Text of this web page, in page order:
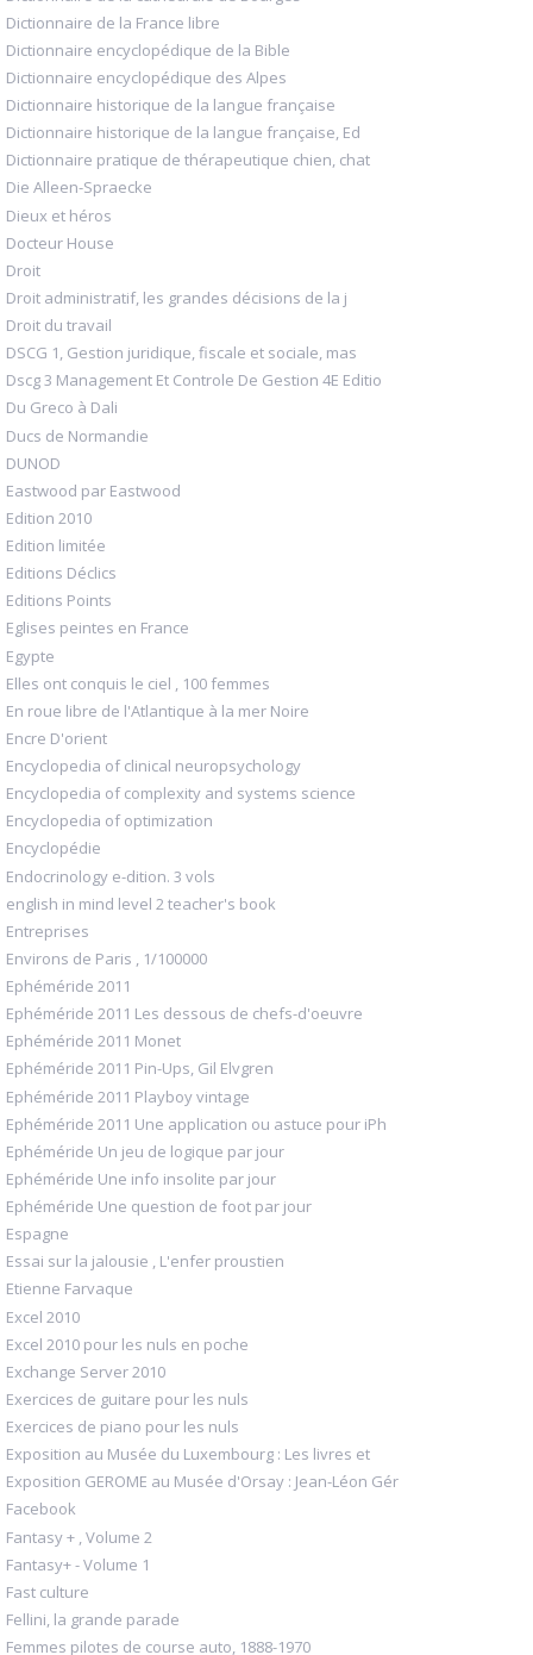
Dictionnaire de la France libre
Dictionnaire encyclopédique de la Bible
Dictionnaire encyclopédique des Alpes
Dictionnaire historique de la langue française
Dictionnaire historique de la langue française, Ed
Dictionnaire pratique de thérapeutique chien, chat
Die Alleen-Spraecke
Dieux et héros
Docteur House
Droit
Droit administratif, les grandes décisions de la j
Droit du travail
DSCG 1, Gestion juridique, fiscale et sociale, mas
Dscg 3 Management Et Controle De Gestion 4E Editio
Du Greco à Dali
Ducs de Normandie
DUNOD
Eastwood par Eastwood
Edition 2010
Edition limitée
Editions Déclics
Editions Points
Eglises peintes en France
Egypte
Elles ont conquis le ciel , 100 femmes
En roue libre de l'Atlantique à la mer Noire
Encre D'orient
Encyclopedia of clinical neuropsychology
Encyclopedia of complexity and systems science
Encyclopedia of optimization
Encyclopédie
Endocrinology e-dition. 3 vols
english in mind level 2 teacher's book
Entreprises
Environs de Paris , 1/100000
Ephéméride 2011
Ephéméride 2011 Les dessous de chefs-d'oeuvre
Ephéméride 2011 Monet
Ephéméride 2011 Pin-Ups, Gil Elvgren
Ephéméride 2011 Playboy vintage
Ephéméride 2011 Une application ou astuce pour iPh
Ephéméride Un jeu de logique par jour
Ephéméride Une info insolite par jour
Ephéméride Une question de foot par jour
Espagne
Essai sur la jalousie , L'enfer proustien
Etienne Farvaque
Excel 2010
Excel 2010 pour les nuls en poche
Exchange Server 2010
Exercices de guitare pour les nuls
Exercices de piano pour les nuls
Exposition au Musée du Luxembourg : Les livres et
Exposition GEROME au Musée d'Orsay : Jean-Léon Gér
Facebook
Fantasy + , Volume 2
Fantasy+ - Volume 1
Fast culture
Fellini, la grande parade
Femmes pilotes de course auto, 1888-1970